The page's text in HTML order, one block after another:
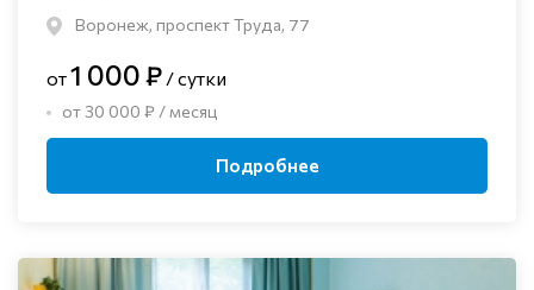
Воронеж, проспект Труда, 77
от1 000 ₽ / сутки
от 30 000 ₽ / месяц
Подробнее